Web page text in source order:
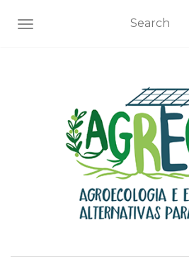
TOGGLE NAVIGATION